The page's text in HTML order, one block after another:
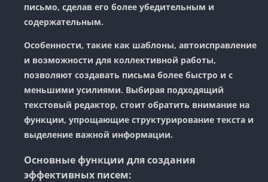
письмо, сделав его более убедительным и
содержательным.
Особенности, такие как шаблоны, автоисправление
и возможности для коллективной работы,
позволяют создавать письма более быстро и с
меньшими усилиями. Выбирая подходящий
текстовый редактор, стоит обратить внимание на
функции, упрощающие структурирование текста и
выделение важной информации.
Основные функции для создания
эффективных писем: